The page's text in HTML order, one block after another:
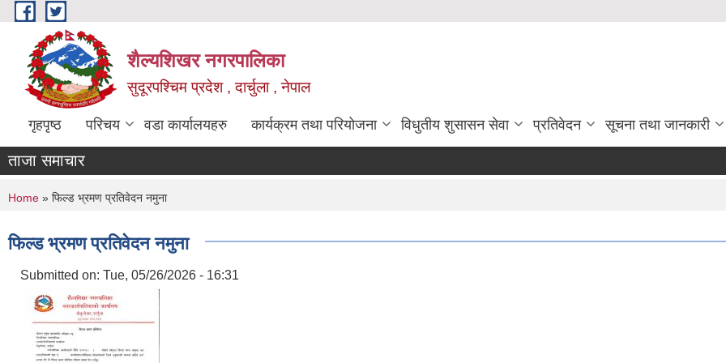
Skip to main content
शैल्यशिखर नगरपालिका
सुदूरपश्चिम प्रदेश , दार्चुला , नेपाल
गृहपृष्ठ परिचय वडा कार्यालयहरु कार्यक्रम तथा परियोजना विधुतीय शुसासन सेवा प्रतिवेदन सूचना तथा जानकारी
ताजा समाचार
You are here
Home » फिल्ड भ्रमण प्रतिवेदन नमुना
फिल्ड भ्रमण प्रतिवेदन नमुना
Submitted on: Tue, 05/26/2026 - 16:31